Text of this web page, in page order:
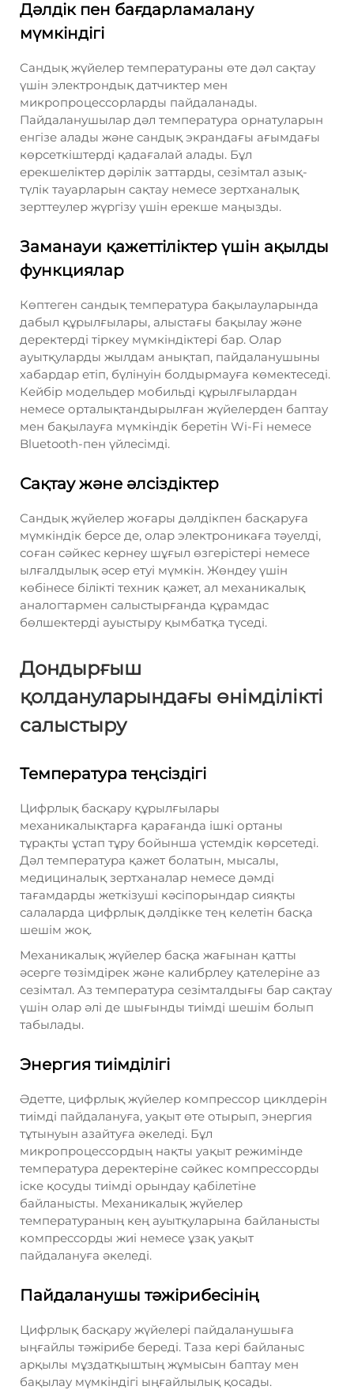
Дәлдік пен бағдарламалану
мүмкіндігі
Сандық жүйелер температураны өте дәл сақтау
үшін электрондық датчиктер мен
микропроцессорларды пайдаланады.
Пайдаланушылар дәл температура орнатуларын
енгізе алады және сандық экрандағы ағымдағы
көрсеткіштерді қадағалай алады. Бұл
ерекшеліктер дәрілік заттарды, сезімтал азық-
түлік тауарларын сақтау немесе зертханалық
зерттеулер жүргізу үшін ерекше маңызды.
Заманауи қажеттіліктер үшін ақылды
функциялар
Көптеген сандық температура бақылауларында
дабыл құрылғылары, алыстағы бақылау және
деректерді тіркеу мүмкіндіктері бар. Олар
ауытқуларды жылдам анықтап, пайдаланушыны
хабардар етіп, бүлінуін болдырмауға көмектеседі.
Кейбір модельдер мобильді құрылғылардан
немесе орталықтандырылған жүйелерден баптау
мен бақылауға мүмкіндік беретін Wi-Fi немесе
Bluetooth-пен үйлесімді.
Сақтау және әлсіздіктер
Сандық жүйелер жоғары дәлдікпен басқаруға
мүмкіндік берсе де, олар электроникаға тәуелді,
соған сәйкес кернеу шұғыл өзгерістері немесе
ылғалдылық әсер етуі мүмкін. Жөндеу үшін
көбінесе білікті техник қажет, ал механикалық
аналогтармен салыстырғанда құрамдас
бөлшектерді ауыстыру қымбатқа түседі.
Дондырғыш
қолдануларындағы өнімділікті
салыстыру
Температура теңсіздігі
Цифрлық басқару құрылғылары
механикалықтарға қарағанда ішкі ортаны
тұрақты ұстап тұру бойынша үстемдік көрсетеді.
Дәл температура қажет болатын, мысалы,
медициналық зертханалар немесе дәмді
тағамдарды жеткізуші кәсіпорындар сияқты
салаларда цифрлық дәлдікке тең келетін басқа
шешім жоқ.
Механикалық жүйелер басқа жағынан қатты
әсерге төзімдірек және калибрлеу қателеріне аз
сезімтал. Аз температура сезімталдығы бар сақтау
үшін олар әлі де шығынды тиімді шешім болып
табылады.
Энергия тиімділігі
Әдетте, цифрлық жүйелер компрессор циклдерін
тиімді пайдалануға, уақыт өте отырып, энергия
тұтынуын азайтуға әкеледі. Бұл
микропроцессордың нақты уақыт режимінде
температура деректеріне сәйкес компрессорды
іске қосуды тиімді орындау қабілетіне
байланысты. Механикалық жүйелер
температураның кең ауытқуларына байланысты
компрессорды жиі немесе ұзақ уақыт
пайдалануға әкеледі.
Пайдаланушы тәжірибесінің
Цифрлық басқару жүйелері пайдаланушыға
ыңғайлы тәжірибе береді. Таза кері байланыс
арқылы мұздатқыштың жұмысын баптау мен
бақылау мүмкіндігі ыңғайлылық қосады.